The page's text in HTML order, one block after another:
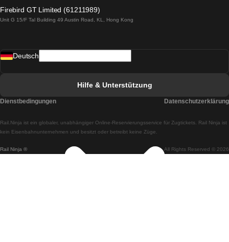
Züge von Lissabon nach Madrid
Züge von Lissabon nach Braga
Züge von Braga nach Lissabon
Firebird GT Limited (61211989)
Unit G 15/F Tal Building 49 Austin Road, KL, Hong Kong
Rail Ninja ® All Rights Reserved © 2026
Rail.Ninja ist ein globaler, unabhängiger Online-Reservierungsservice für Zugtickets. Rail Ninja ist
kein Eisenbahnunternehmen und besitzt oder betreibt keine Züge.
Deutsch
Hilfe & Unterstützung
Dienstbedingungen Datenschutzerklärung